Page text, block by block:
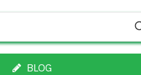
BLOG